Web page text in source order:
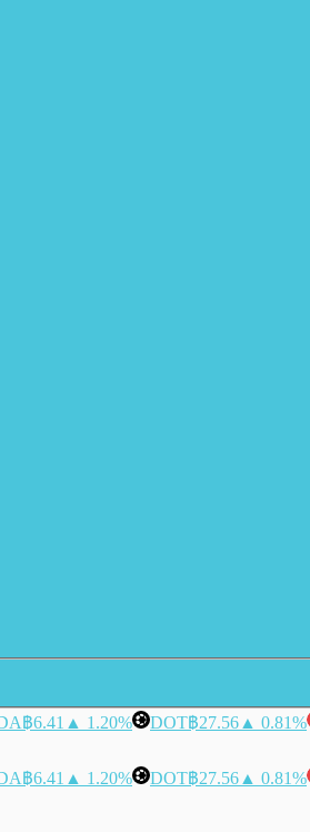
฿6.41 ▲ 1.20% DOT฿27.56 ▲ 0.81%
฿6.41 ▲ 1.20% DOT฿27.56 ▲ 0.81%